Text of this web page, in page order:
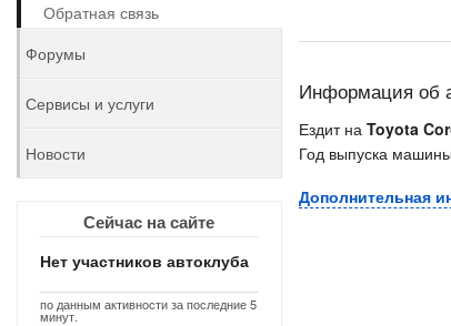
Информация об
Ездит на Toyota
Год выпуска
Дополнительная
Обратная связь
Форумы
Сервисы и услуги
Новости
Сейчас на сайте
Нет участников автоклуба
по данным активности за последние 5
минут.